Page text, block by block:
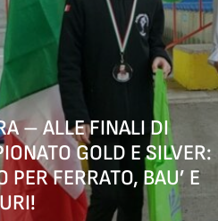
– ALLE FINALI DI
GOLD E SILVER:
PER FERRATO, BAU’ E